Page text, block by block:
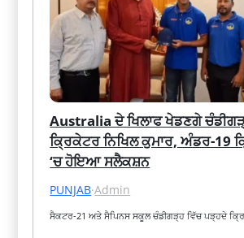
Australia ਦੇ ਖਿਲਾਫ ਖੇਡਣਗੇ
ਕ੍ਰਿਕੇਟਰ ਨਿਖਿਲ ਕੁਮਾਰ, ਅੰਡਰ-19
‘ਚ ਹੋਇਆ ਸਲੈਕਸ਼ਨ
PUNJAB·Admin
ਸੈਕਟਰ-21 ਅਤੇ ਸੈਪਿਨਸ ਸਕੂਲ ਚੰਡੀਗੜ੍ਹ ਵਿੱਚ ਪੜ੍ਹਦੇ